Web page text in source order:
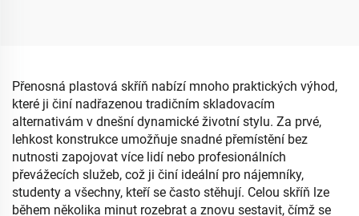
obývací pokoj
Přenosná plastová skříň nabízí mnoho praktických výhod,
které ji činí nadřazenou tradičním skladovacím
alternativám v dnešní dynamické životní stylu. Za prvé,
lehkost konstrukce umožňuje snadné přemístění bez
nutnosti zapojovat více lidí nebo profesionálních
převážecích služeb, což ji činí ideální pro nájemníky,
studenty a všechny, kteří se často stěhují. Celou skříň lze
během několika minut rozebrat a znovu sestavit, čímž se